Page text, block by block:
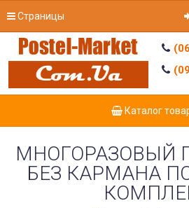
Страницы
Каталог
МНОГОРАЗОВЫЙ
БЕЗ КАРМАНА